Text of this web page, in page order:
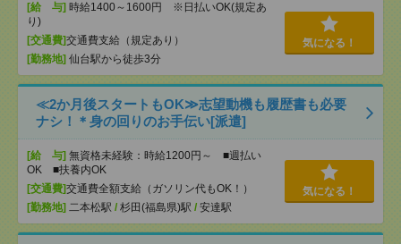
[給 与] 時給1400～1600円 ※日払いOK(規定あ
り)
[交通費]交通費支給（規定あり）
[勤務地] 仙台駅から徒歩3分
気になる！
≪2か月後スタートもOK≫志望動機も履歴書も必要
ナシ！＊身の回りのお手伝い[派遣]
[給 与] 無資格未経験：時給1200円～ ■週払い
OK ■扶養内OK
[交通費]交通費全額支給（ガソリン代もOK！）
[勤務地] 二本松駅 / 杉田(福島県)駅 / 安達駅
気になる！